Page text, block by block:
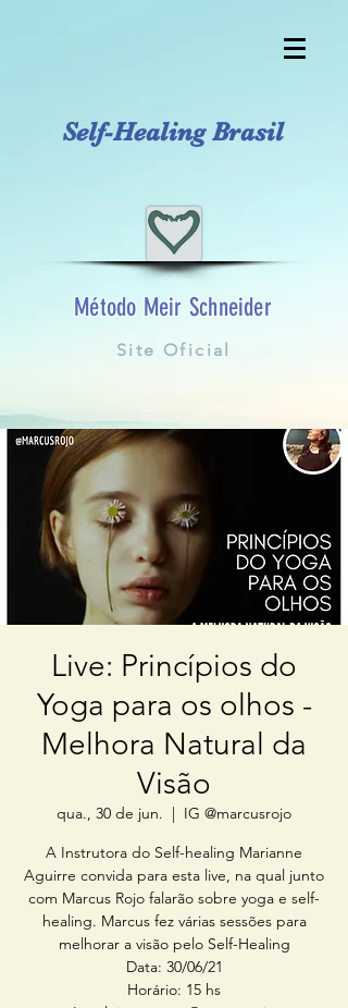
Self-Healing Brasil
Método Meir Schneider
Site Oficial
Live: Princípios do
Yoga para os olhos -
Melhora Natural da
Visão
qua., 30 de jun.
  |
IG @marcusrojo
A Instrutora do Self-healing Marianne
Aguirre convida para esta live, na qual junto
com Marcus Rojo falarão sobre yoga e self-
healing. Marcus fez várias sessões para
melhorar a visão pelo Self-Healing
Data: 30/06/21
Horário: 15 hs